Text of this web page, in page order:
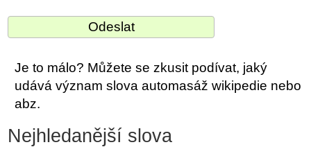
Je to málo? Můžete se zkusit podívat, jaký
udává význam slova automasáž wikipedie nebo
abz.
Nejhledanější slova